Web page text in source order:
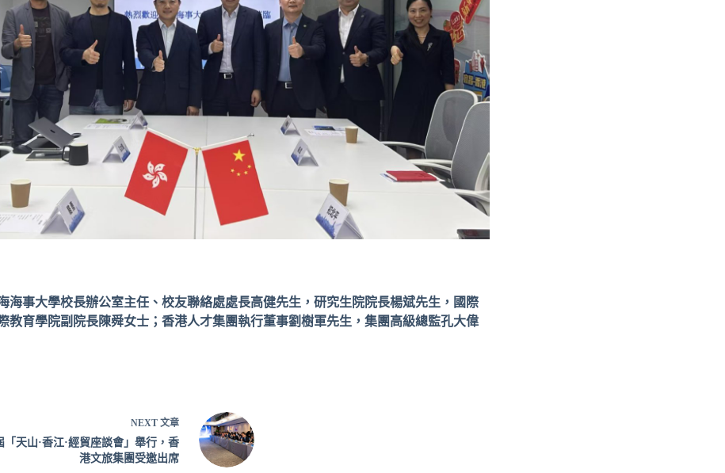
海海事大學校長辦公室主任、校友聯絡處處長高健先生，研究生院院長楊斌先生，國際
教育學院副院長陳舜女士；香港人才集團執行董事劉樹軍先生，集團高級總監孔大偉
NEXT 文章
「天山·香江·經貿座談會」舉行，香
港文旅集團受邀出席